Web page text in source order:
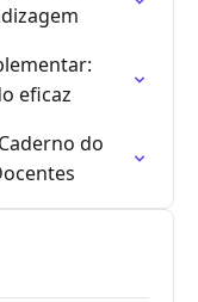
eficaz
do